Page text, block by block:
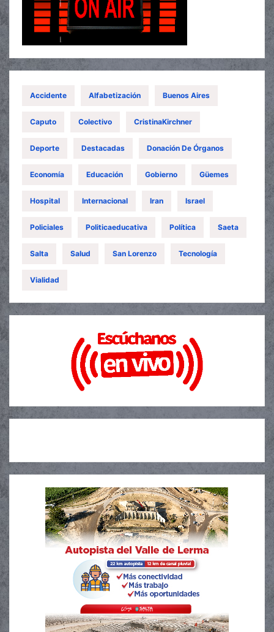
Accidente Alfabetización Buenos Aires
Caputo Colectivo CristinaKirchner
Deporte Destacadas Donación De Órganos
Economía Educación Gobierno Güemes
Hospital Internacional Iran Israel
Policiales Politicaeducativa Política Saeta
Salta Salud San Lorenzo Tecnología
Vialidad